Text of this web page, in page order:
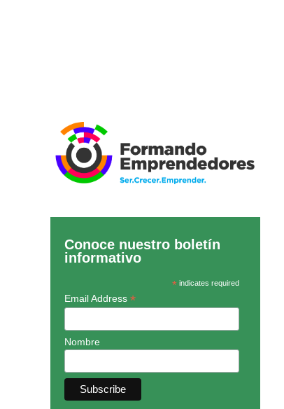
Conoce nuestro boletín
informativo
*indicates required
Email Address *
Nombre